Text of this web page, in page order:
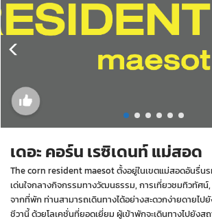
a
v
i
i
o
เดอะ คอร์น เรซิเดนท์ แม่สอด
The corn resident maesot ตั้งอยู่ในเขตแม่สอดอันรื่นร
เด่นใจกลางกิจกรรมทางวัฒนธรรม, การเที่ยวชมทิวทัศ
จากที่พัก ท่านสามารถเดินทางได้อย่างสะดวกง่ายดายไป
ชีวานี้ ด้วยโลเคชั่นที่ยอดเยี่ยม ผู้เข้าพักจะเดินทางไปยัง